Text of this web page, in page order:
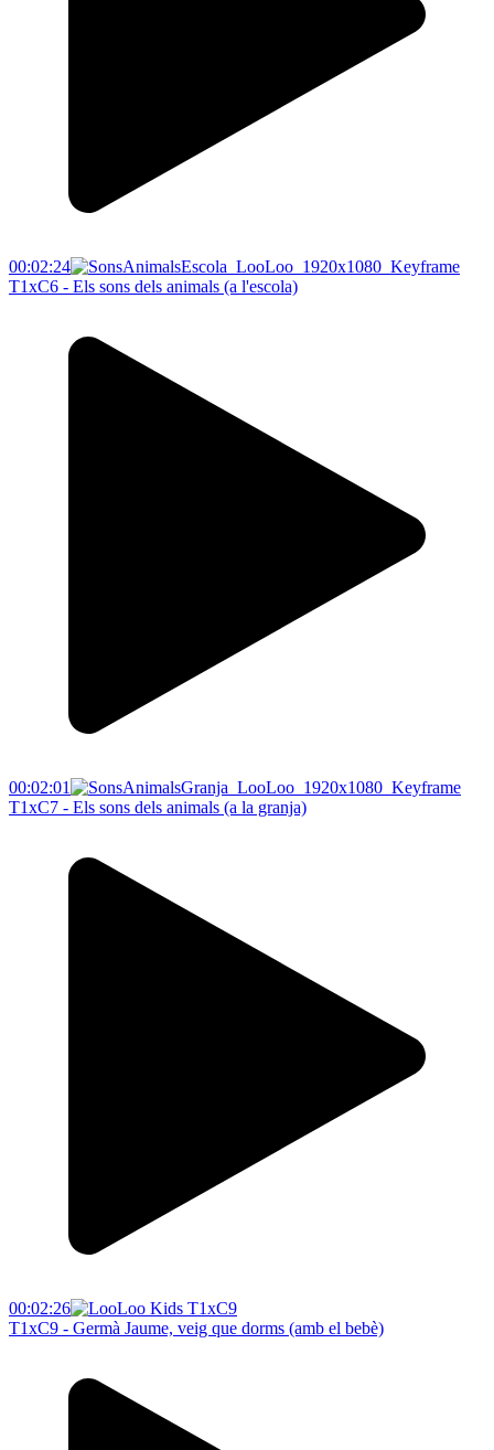
00:02:24
T1xC6 - Els sons dels animals (a l'escola)
00:02:01
T1xC7 - Els sons dels animals (a la granja)
00:02:26
T1xC9 - Germà Jaume, veig que dorms (amb el bebè)